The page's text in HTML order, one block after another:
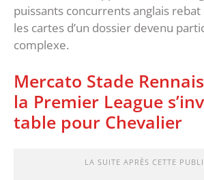
puissants concurrents anglais
les cartes d’un dossier devenu
complexe.
‎‎Mercato Stade
la Premier League
table pour Chevalier
LA SUITE APRÈS CETTE